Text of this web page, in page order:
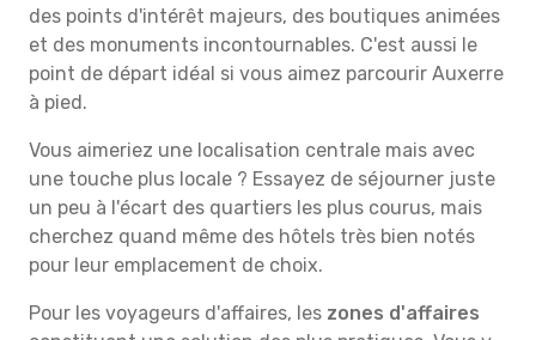
des points d'intérêt majeurs, des boutiques animées
et des monuments incontournables. C'est aussi le
point de départ idéal si vous aimez parcourir Auxerre
à pied.
Vous aimeriez une localisation centrale mais avec
une touche plus locale ? Essayez de séjourner juste
un peu à l'écart des quartiers les plus courus, mais
cherchez quand même des hôtels très bien notés
pour leur emplacement de choix.
Pour les voyageurs d'affaires, les zones d'affaires